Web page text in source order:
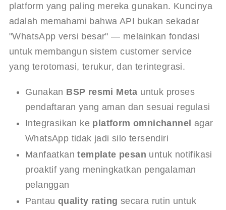
platform yang paling mereka gunakan. Kuncinya
adalah memahami bahwa API bukan sekadar
"WhatsApp versi besar" — melainkan fondasi
untuk membangun sistem customer service
yang terotomasi, terukur, dan terintegrasi.
Gunakan BSP resmi Meta untuk proses
pendaftaran yang aman dan sesuai regulasi
Integrasikan ke platform omnichannel agar
WhatsApp tidak jadi silo tersendiri
Manfaatkantemplate pesan untuk notifikasi
proaktif yang meningkatkan pengalaman
pelanggan
Pantau quality rating secara rutin untuk